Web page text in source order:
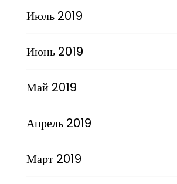
Июль 2019
Июнь 2019
Май 2019
Апрель 2019
Март 2019